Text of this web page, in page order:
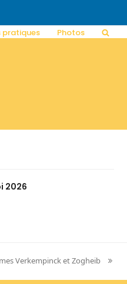
pratiques Photos
2026
Verkempinck et Zogheib